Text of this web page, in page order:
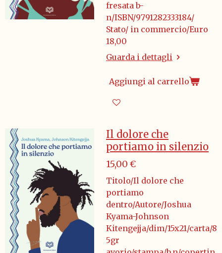
fresata b-
n/ISBN/9791282333184/
Stato/ in commercio/Euro
18,00
Guarda i dettagli
Aggiungi al carrello
Il dolore che
portiamo in silenzio
15,00 €
Titolo/Il dolore che
portiamo
dentro/Autore/Joshua
Kyama-Johnson
Kitengejja/dim/15x21/carta/8
5gr